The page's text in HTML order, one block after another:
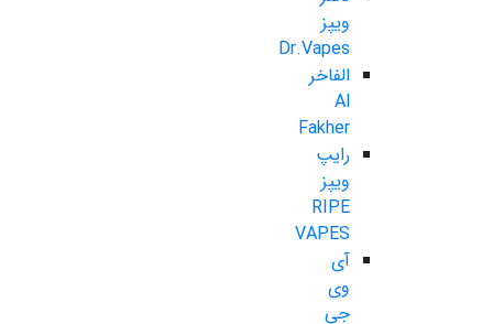
ویپز
Dr.Vapes
الفاخر
Al
Fakher
رایپ
ویپز
RIPE
VAPES
آی
وی
جی